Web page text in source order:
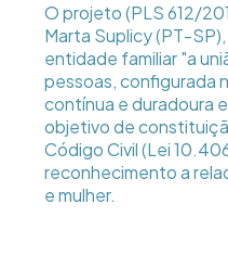
O projeto (PLS 612/
Marta Suplicy (PT-
entidade familiar "a
pessoas, configurada
contínua e duradoura
objetivo de
Código Civil (Lei
reconhecimento a
e mulher.